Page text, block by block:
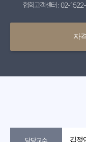
협회고객센터 : 02-
자
담당교수 김정